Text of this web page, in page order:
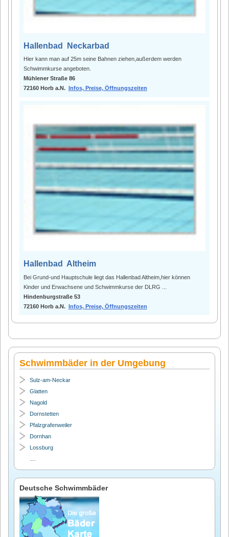
Hallenbad Neckarbad
Hier kann man auf 25m seine Bahnen ziehen,außerdem werden
Schwimmkurse angeboten.
Mühlener Straße 86
72160 Horb a.N.
Infos, Preise, Öffnungszeiten
Hallenbad Altheim
Bei Grund-und Hauptschule liegt das Hallenbad Altheim,hier können
Kinder und Erwachsene und Schwimmkurse der DLRG ...
Hindenburgstraße 53
72160 Horb a.N. Infos, Preise, Öffnungszeiten
Schwimmbäder in der Umgebung
Sulz-am-Neckar
Glatten
Nagold
Dornstetten
Pfalzgrafenweiler
Dornhan
Lossburg
Deutsche Schwimmbäder